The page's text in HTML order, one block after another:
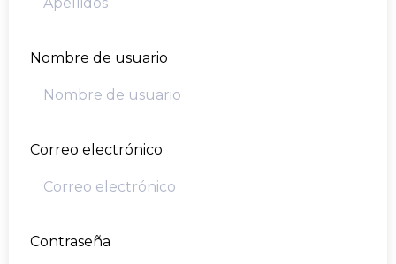
Nombre de usuario
Correo electrónico
Contraseña